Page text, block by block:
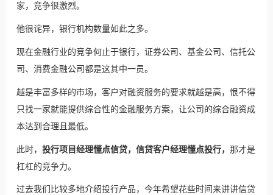
家，竞争很激烈。
他很诧异，银行机构数量如此之多。
现在金融行业的竞争何止于银行，证券公司、基金公司、信托公
司、消费金融公司都是这其中一员。
越是丰富多样的市场，客户对融资服务的要求就越是高，恨不得
只找一家就能提供综合性的金融服务方案，让公司的综合融资成
本达到合理且最低。
此时， 投行项目经理懂点信贷，信贷客户经理懂点投行， 那才是
杠杠的竞争力。
过去我们比较多地介绍投行产品，今年希望花些时间来讲讲信贷